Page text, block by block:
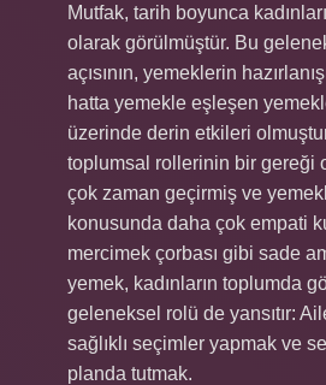
Mutfak, tarih boyunca
olarak görülmüştür. Bu
açısının, yemeklerin
hatta yemekle eşleşen
üzerinde derin etkileri
toplumsal rollerinin bir gereği
çok zaman geçirmiş ve
konusunda daha çok empati
mercimek çorbası gibi sade
yemek, kadınların toplumda
geleneksel rolü de yansıtır:
sağlıklı seçimler yapmak ve
planda tutmak.